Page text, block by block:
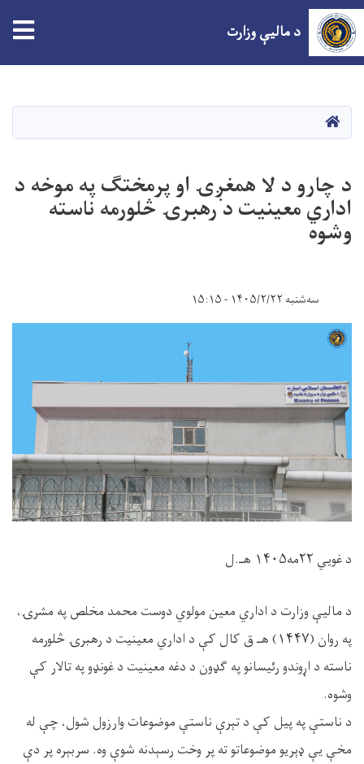
د مالیې وزارت
HOME
د چارو د لا همغږۍ او پرمختګ په موخه د
اداري معینیت د رهبرۍ څلورمه ناسته
وشوه
سه‌شنبه ۱۴۰۵/۲/۲۲ - ۱۵:۱۵
د غویي ۲۲مه۱۴۰۵ هـ.ل
د مالیې وزارت د اداري معین مولوي دوست محمد مخلص په مشرۍ،
په روان (۱۴۴۷) هـ ق کال کې د اداري معینیت د رهبرۍ څلورمه
ناسته د اړوندو رئیسانو په ګډون د دغه معینیت د غونډو په تالار کې
وشوه.
د ناستې په پیل کې د تېرې ناستې موضوعات وارزول شول، چې له
مخې یې ډېریو موضوعاتو ته پر وخت رسېدنه شوې وه. سربېره پر دې